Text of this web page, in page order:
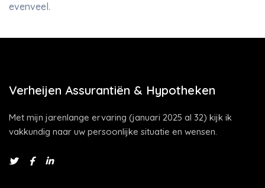
evenveel.
Verheijen Assurantiën & Hypotheken
Met mijn jarenlange ervaring (januari 2025 al 32) kijk ik
vakkundig naar uw persoonlijke situatie en wensen.